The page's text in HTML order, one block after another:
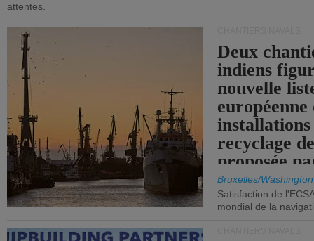
attentes.
Deux
indiens
nouvelle
européenne
installations
recyclage
proposée
Bruxelles/Washington
Satisfaction de
mondial de la